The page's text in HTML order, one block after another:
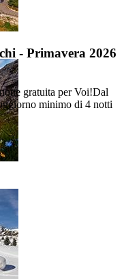
- Primavera 2026
gratuita per Voi!Dal
minimo di 4 notti